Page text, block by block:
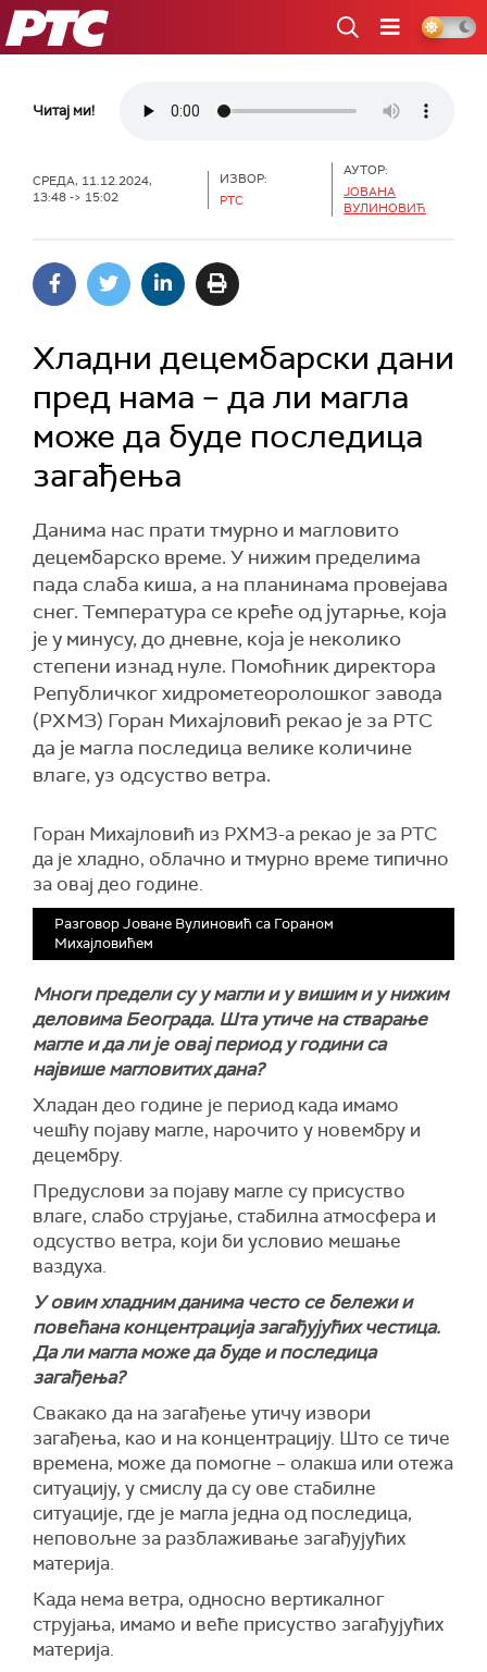
РТС
Читај ми!
СРЕДА, 11.12.2024,
13:48 -> 15:02
ИЗВОР:
РТС
АУТОР:
ЈОВАНА
ВУЛИНОВИЋ
Хладни децембарски дани
пред нама – да ли магла
може да буде последица
загађења
Данима нас прати тмурно и магловито
децембарско време. У нижим пределима
пада слаба киша, а на планинама провејава
снег. Температура се креће од јутарње, која
је у минусу, до дневне, која је неколико
степени изнад нуле. Помоћник директора
Републичког хидрометеоролошког завода
(РХМЗ) Горан Михајловић рекао је за РТС
да је магла последица велике количине
влаге, уз одсуство ветра.
Горан Михајловић из РХМЗ-а рекао је за РТС
да је хладно, облачно и тмурно време типично
за овај део године.
Разговор Јоване Вулиновић са Гораном
Михајловићем
Многи предели су у магли и у вишим и у нижим
деловима Београда. Шта утиче на стварање
магле и да ли је овај период у години са
највише магловитих дана?
Хладан део године је период када имамо
чешћу појаву магле, нарочито у новембру и
децембру.
Предуслови за појаву магле су присуство
влаге, слабо струјање, стабилна атмосфера и
одсуство ветра, који би условио мешање
ваздуха.
У овим хладним данима често се бележи и
повећана концентрација загађујућих честица.
Да ли магла може да буде и последица
загађења?
Свакако да на загађење утичу извори
загађења, као и на концентрацију. Што се тиче
времена, може да помогне – олакша или отежа
ситуацију, у смислу да су ове стабилне
ситуације, где је магла једна од последица,
неповољне за разблаживање загађујућих
материја.
Када нема ветра, односно вертикалног
струјања, имамо и веће присуство загађујућих
материја.